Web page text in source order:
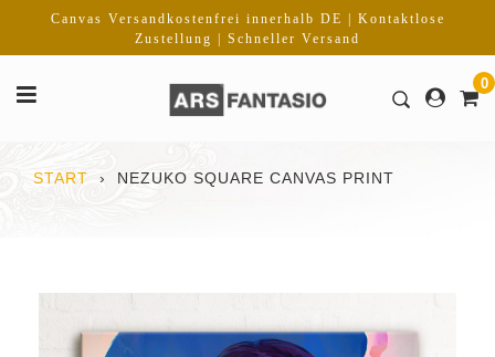
Inhalt
Canvas Versandkostenfrei innerhalb DE | Kontaktlose
Zustellung | Schneller Versand
0
START › NEZUKO SQUARE CANVAS PRINT